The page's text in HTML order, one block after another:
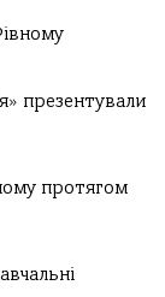
презентували
протягом